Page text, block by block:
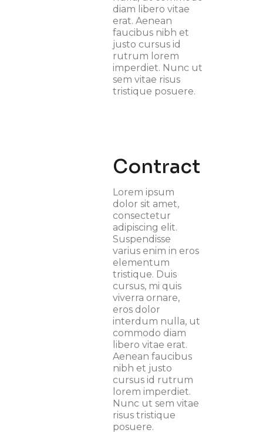
diam libero vitae
erat. Aenean
faucibus nibh et
justo cursus id
rutrum lorem
imperdiet. Nunc ut
sem vitae risus
tristique posuere.
Contract
Lorem ipsum
dolor sit amet,
consectetur
adipiscing elit.
Suspendisse
varius enim in eros
elementum
tristique. Duis
cursus, mi quis
viverra ornare,
eros dolor
interdum nulla, ut
commodo diam
libero vitae erat.
Aenean faucibus
nibh et justo
cursus id rutrum
lorem imperdiet.
Nunc ut sem vitae
risus tristique
posuere.